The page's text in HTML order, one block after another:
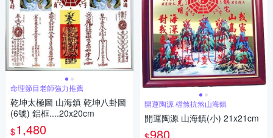
命理節目老師強力推薦
乾坤太極圖 山海鎮 乾坤八卦圖
(6號) 鋁框....20x20cm
$1,480
開運陶源 檔煞抗煞山海鎮
開運陶源 山海鎮(小) 21x21cm
980